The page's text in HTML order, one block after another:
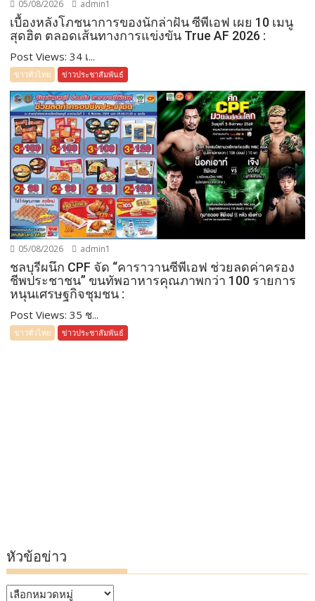
05/08/2026 admin1
เบื้องหลังโภชนาการของนักล่าฝัน ซีพีเอฟ เผย 10 เมนู
สุดฮิต ตลอดเส้นทางการแข่งขัน True AF 2026 :
Post Views: 34 เ...
ข่าวทั่วไทย ข่าวประชาสัมพันธ์
05/08/2026 admin1
ชลบุรีผนึก CPF จัด “คาราวานซีพีเอฟ ช่วยลดค่าครอง
ชีพประชาชน” ขนทัพอาหารคุณภาพกว่า 100 รายการ
หนุนเศรษฐกิจชุมชน :
Post Views: 35 ช...
ข่าวทั่วไทย ข่าวประชาสัมพันธ์
หัวข้อข่าว
หัวข้อ